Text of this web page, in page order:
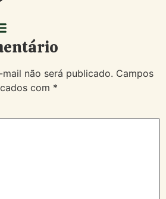
não será publicado. Campos
com *